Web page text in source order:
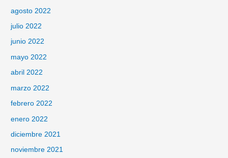
agosto 2022
julio 2022
junio 2022
mayo 2022
abril 2022
marzo 2022
febrero 2022
enero 2022
diciembre 2021
noviembre 2021